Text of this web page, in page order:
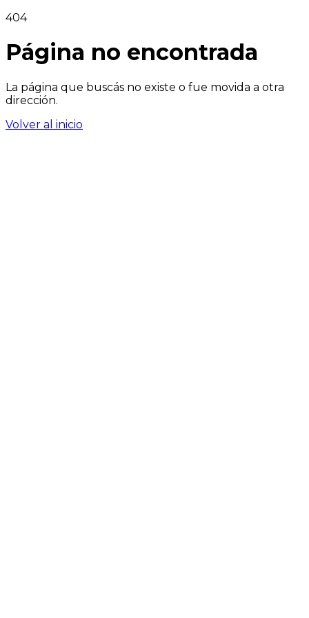
404
Página no encontrada
La página que buscás no existe o fue movida a otra
dirección.
Volver al inicio